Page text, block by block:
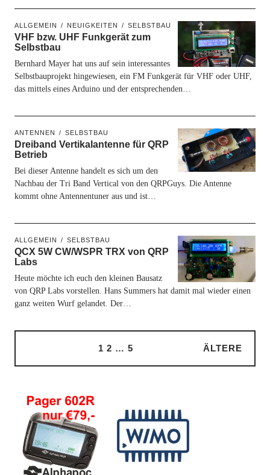
ALLGEMEIN NEUIGKEITEN SELBSTBAU
VHF bzw. UHF Funkgerät zum
Selbstbau
Bernhard Mayer hat uns auf sein interessantes
Selbstbauprojekt hingewiesen, ein FM Funkgerät für VHF oder UHF,
das mittels eines Arduino und der entsprechenden…
ANTENNEN SELBSTBAU
Dreiband Vertikalantenne für QRP
Betrieb
Bei dieser Antenne handelt es sich um den
Nachbau der Tri Band Vertical von den QRPGuys. Die Antenne
kommt ohne Antennentuner aus und ist…
ALLGEMEIN SELBSTBAU
QCX 5W CW/WSPR TRX von QRP
Labs
Heute möchte ich euch den kleinen Bausatz
von QRP Labs vorstellen. Hans Summers hat damit mal wieder einen
ganz weiten Wurf gelandet. Der…
1 2 … 5 ÄLTERE